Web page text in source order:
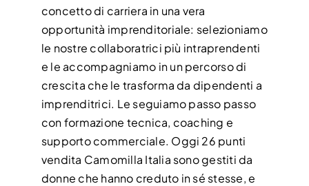
concetto di carriera in una vera
opportunità imprenditoriale: selezioniamo
le nostre collaboratrici più intraprendenti
e le accompagniamo in un percorso di
crescita che le trasforma da dipendenti a
imprenditrici. Le seguiamo passo passo
con formazione tecnica, coaching e
supporto commerciale. Oggi 26 punti
vendita Camomilla Italia sono gestiti da
donne che hanno creduto in sé stesse, e